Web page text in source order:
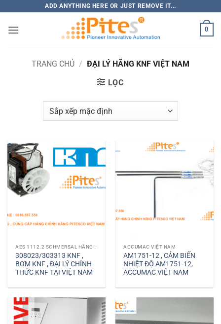
nội
ADD ANYTHING HERE OR JUST REMOVE IT...
0
TRANG CHỦ / ĐẠI LÝ HÃNG KNF VIỆT NAM
LỌC
308023/303313 KNF ,
BƠM KNF , ĐẠI LÝ CHÍNH
THỨC KNF TẠI VIỆT NAM
ACCUMAC VIỆT NAM
AM1751-12 , CẢM BIẾN
NHIỆT ĐỘ AM1751-12,
ACCUMAC VIỆT NAM